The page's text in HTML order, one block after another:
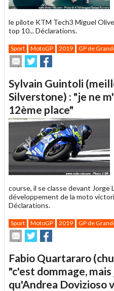
le pilote KTM Tech3 Miguel
top 10... Déclarations.
Sport MotoGP 2019 GP de
Envoyer
cet
à
un
ami
Partager
sur
sur
Sylvain Guintoli
Silverstone) : "je ne
12ème place"
course, il se classe devant Jorge
développement de la moto
Déclarations.
Sport MotoGP 2019 GP de
Envoyer
cet
à
un
ami
Partager
sur
sur
Fabio Quartararo
"c'est dommage,
qu'Andrea Dovizioso